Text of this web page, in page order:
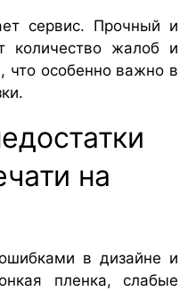
сервис. Прочный и
количество жалоб и
что особенно важно в
на
в дизайне и
пленка, слабые